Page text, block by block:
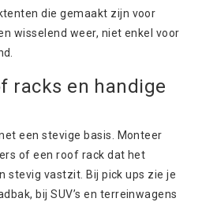
die gemaakt zijn voor
wisselend weer, niet enkel voor
racks en handige
een stevige basis. Monteer
of een roof rack dat het
stevig vastzit. Bij pick ups zie je
bij SUV’s en terreinwagens